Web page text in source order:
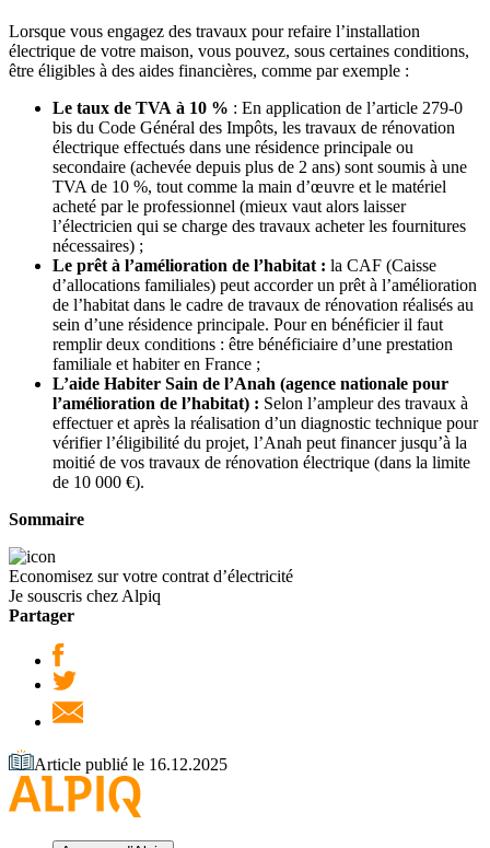
Lorsque vous engagez des travaux pour refaire l’installation
électrique de votre maison, vous pouvez, sous certaines conditions,
être éligibles à des aides financières, comme par exemple :
Le taux de TVA à 10 % : En application de l’article 279-0
bis du Code Général des Impôts, les travaux de rénovation
électrique effectués dans une résidence principale ou
secondaire (achevée depuis plus de 2 ans) sont soumis à une
TVA de 10 %, tout comme la main d’œuvre et le matériel
acheté par le professionnel (mieux vaut alors laisser
l’électricien qui se charge des travaux acheter les fournitures
nécessaires) ;
Le prêt à l’amélioration de l’habitat : la CAF (Caisse
d’allocations familiales) peut accorder un prêt à l’amélioration
de l’habitat dans le cadre de travaux de rénovation réalisés au
sein d’une résidence principale. Pour en bénéficier il faut
remplir deux conditions : être bénéficiaire d’une prestation
familiale et habiter en France ;
L’aide Habiter Sain de l’Anah (agence nationale pour
l’amélioration de l’habitat) : Selon l’ampleur des travaux à
effectuer et après la réalisation d’un diagnostic technique pour
vérifier l’éligibilité du projet, l’Anah peut financer jusqu’à la
moitié de vos travaux de rénovation électrique (dans la limite
de 10 000 €).
Sommaire
Economisez sur votre contrat d’électricité
Je souscris chez Alpiq
Partager
Article publié le 16.12.2025